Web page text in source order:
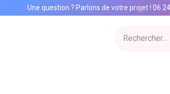
Une question ? Parlons de votre projet! 06